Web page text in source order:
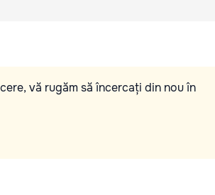
vă rugăm să încercați din nou în